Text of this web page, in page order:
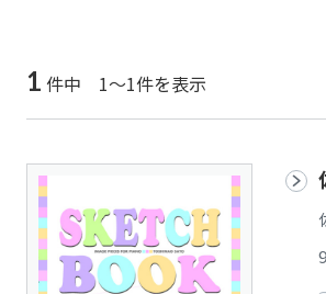
1 件中 1～1件を表示